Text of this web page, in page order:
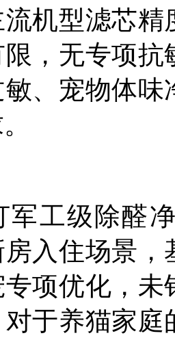
机型滤芯
，无专项
、宠物体
军工级除醛
入住场景
项优化，
于养猫家